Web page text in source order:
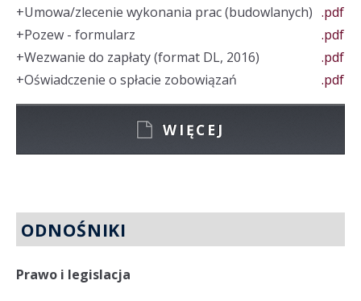
+Umowa/zlecenie wykonania prac (budowlanych) .pdf
+Pozew - formularz
.pdf
+Wezwanie do zapłaty (format DL, 2016)
.pdf
+Oświadczenie o spłacie zobowiązań .pdf
WIĘCEJ
ODNOŚNIKI
Prawo i legislacja